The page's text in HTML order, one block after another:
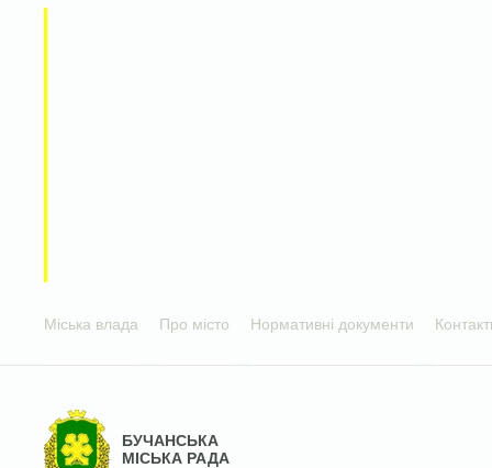
Міська влада Про місто Нормативні документи
БУЧАНСЬКА
МІСЬКА РАДА